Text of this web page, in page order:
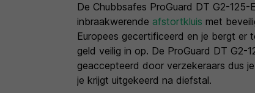
De Chubbsafes ProGuard DT G2-125-
inbraakwerende afstortkluis met
Europees gecertificeerd en je bergt
geld veilig in op. De ProGuard DT G2-
geaccepteerd door verzekeraars dus
je krijgt uitgekeerd na diefstal.